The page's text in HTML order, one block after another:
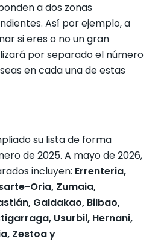
a dos zonas
Así por ejemplo, a
si eres o no un gran
por separado el número
en cada una de estas
su lista de forma
de 2025. A mayo de 2026,
incluyen: Errenteria,
Oria, Zumaia,
Galdakao, Bilbao,
Usurbil, Hernani,
Zestoa y